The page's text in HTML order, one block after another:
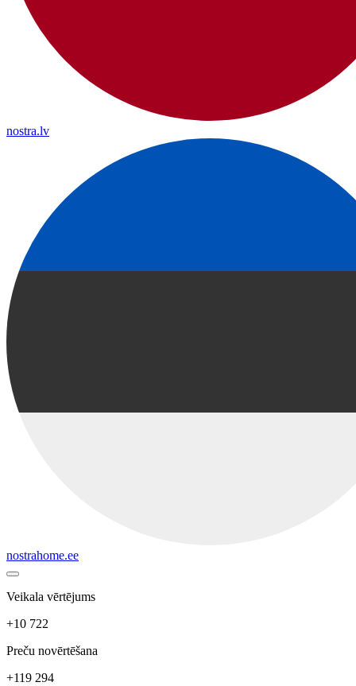
nostra.lv
nostrahome.ee
Veikala vērtējums
+10 722
Preču novērtēšana
+119 294